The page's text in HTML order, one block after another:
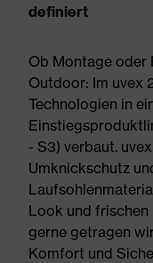
definiert
Ob Montage oder
Outdoor: Im uvex
Technologien in
- S3) verbaut.
Umknickschutz
Look und frischen
gerne getragen
Komfort und